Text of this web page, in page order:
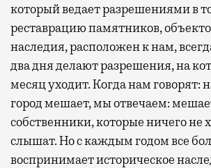
который ведает разрешениями в
реставрацию памятников,
наследия, расположен к нам,
два дня делают разрешения, на
месяц уходит. Когда нам говорят:
город мешает, мы отвечаем:
собственники, которые ничего не
слышат. Но с каждым годом все
воспринимает историческое